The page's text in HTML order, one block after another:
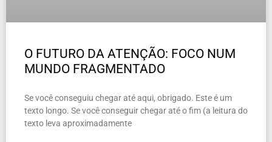
O FUTURO DA ATENÇÃO: FOCO NUM
MUNDO FRAGMENTADO
Se você conseguiu chegar até aqui, obrigado. Este é um
texto longo. Se você conseguir chegar até o fim (a leitura do
texto leva aproximadamente